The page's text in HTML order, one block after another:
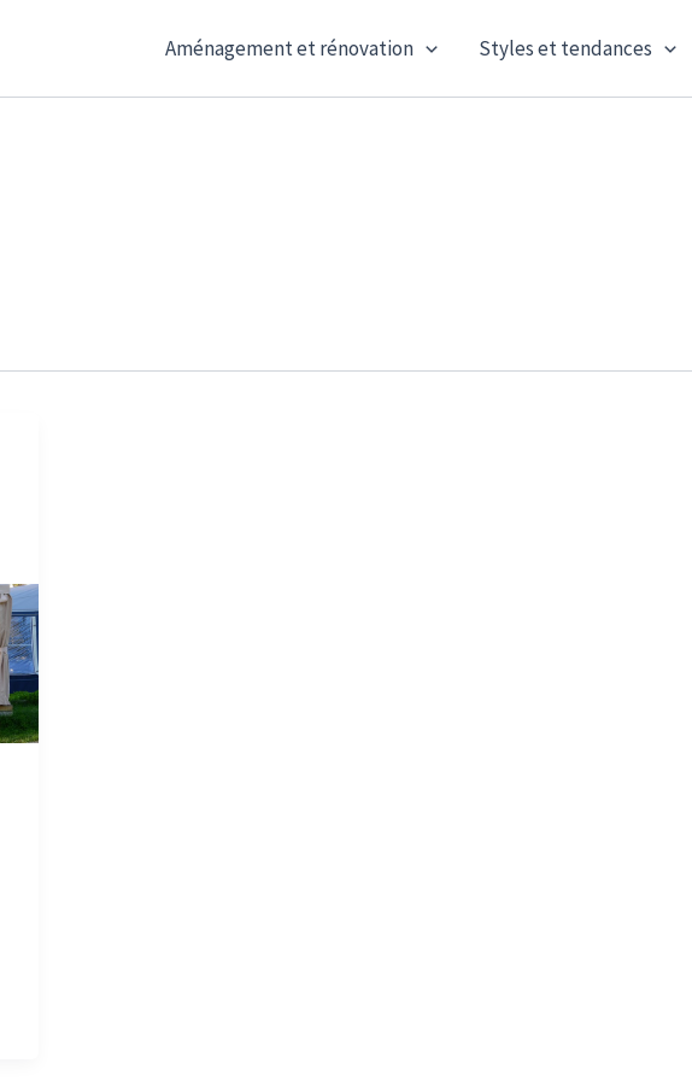
Aménagement et rénovation Styles et tendances